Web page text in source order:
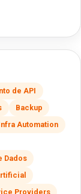
de API
Backup
Automation
Dados
Providers